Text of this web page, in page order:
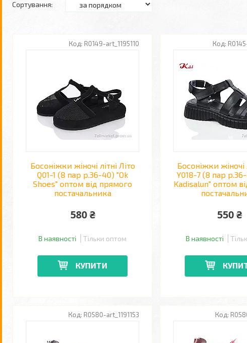
R0149-art_1195110
Босоніжки жіночі літні Літо
Q01-1 (8 пар р.36-40) "Ok
Shoes" оптом від прямого
постачальника
580 ₴
В наявності Тільки оптом
КУПИТИ
Босоніжки жіночі
Y018-7 (8 пар
Kadisalun" оптом
550 ₴
В наявності
R0580-art_1191153